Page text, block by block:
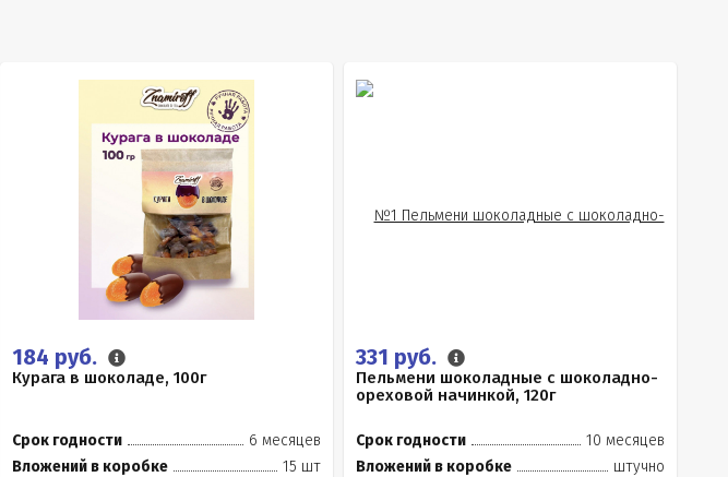
184 руб.
Курага в шоколаде, 100г
Срок годности
6 месяцев
Вложений в коробке
15 шт
331 руб.
Пельмени шоколадные с шоколадно-
ореховой начинкой, 120г
Срок годности
10 месяцев
Вложений в коробке
штучно